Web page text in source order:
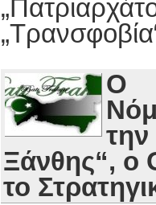
Ο
Ξάνθης“, ο
το